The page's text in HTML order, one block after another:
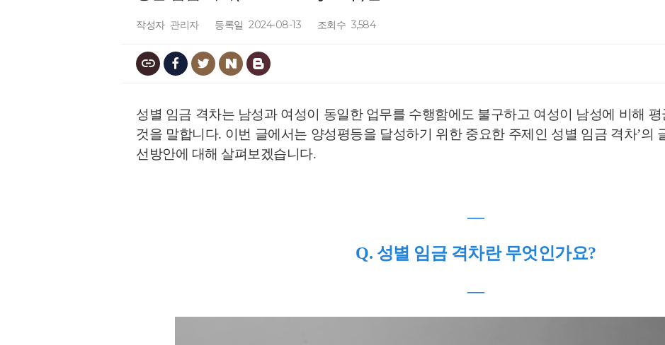
작성자 관리자 등록일 2024-08-13 조회수 3,584
성별 임금 격차는 남성과 여성이 동일한 업무를 수행함에도 불구하고 여성이 남성에 비해
것을 말합니다. 이번 글에서는 양성평등을 달성하기 위한 중요한 주제인 성별 임금 격차’의
선방안에 대해 살펴보겠습니다.
―
Q. 성별 임금 격차란 무엇인가요?
―